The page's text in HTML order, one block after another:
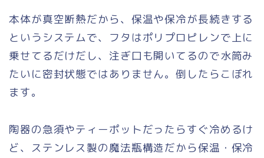
本体が真空断熱だから、保温や保冷が長続きする
というシステムで、フタはポリプロピレンで上に
乗せてるだけだし、注ぎ口も開いてるので水筒み
たいに密封状態ではありません。倒したらこぼれ
ます。
陶器の急須やティーポットだったらすぐ冷めるけ
ど、ステンレス製の魔法瓶構造だから保温・保冷